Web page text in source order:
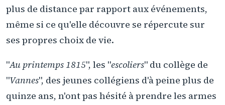
plus de distance par rapport aux événements,
même si ce qu'elle découvre se répercute sur
ses propres choix de vie.
"Au printemps 1815", les "escoliers" du collège de
"Vannes", des jeunes collégiens d'à peine plus de
quinze ans, n'ont pas hésité à prendre les armes